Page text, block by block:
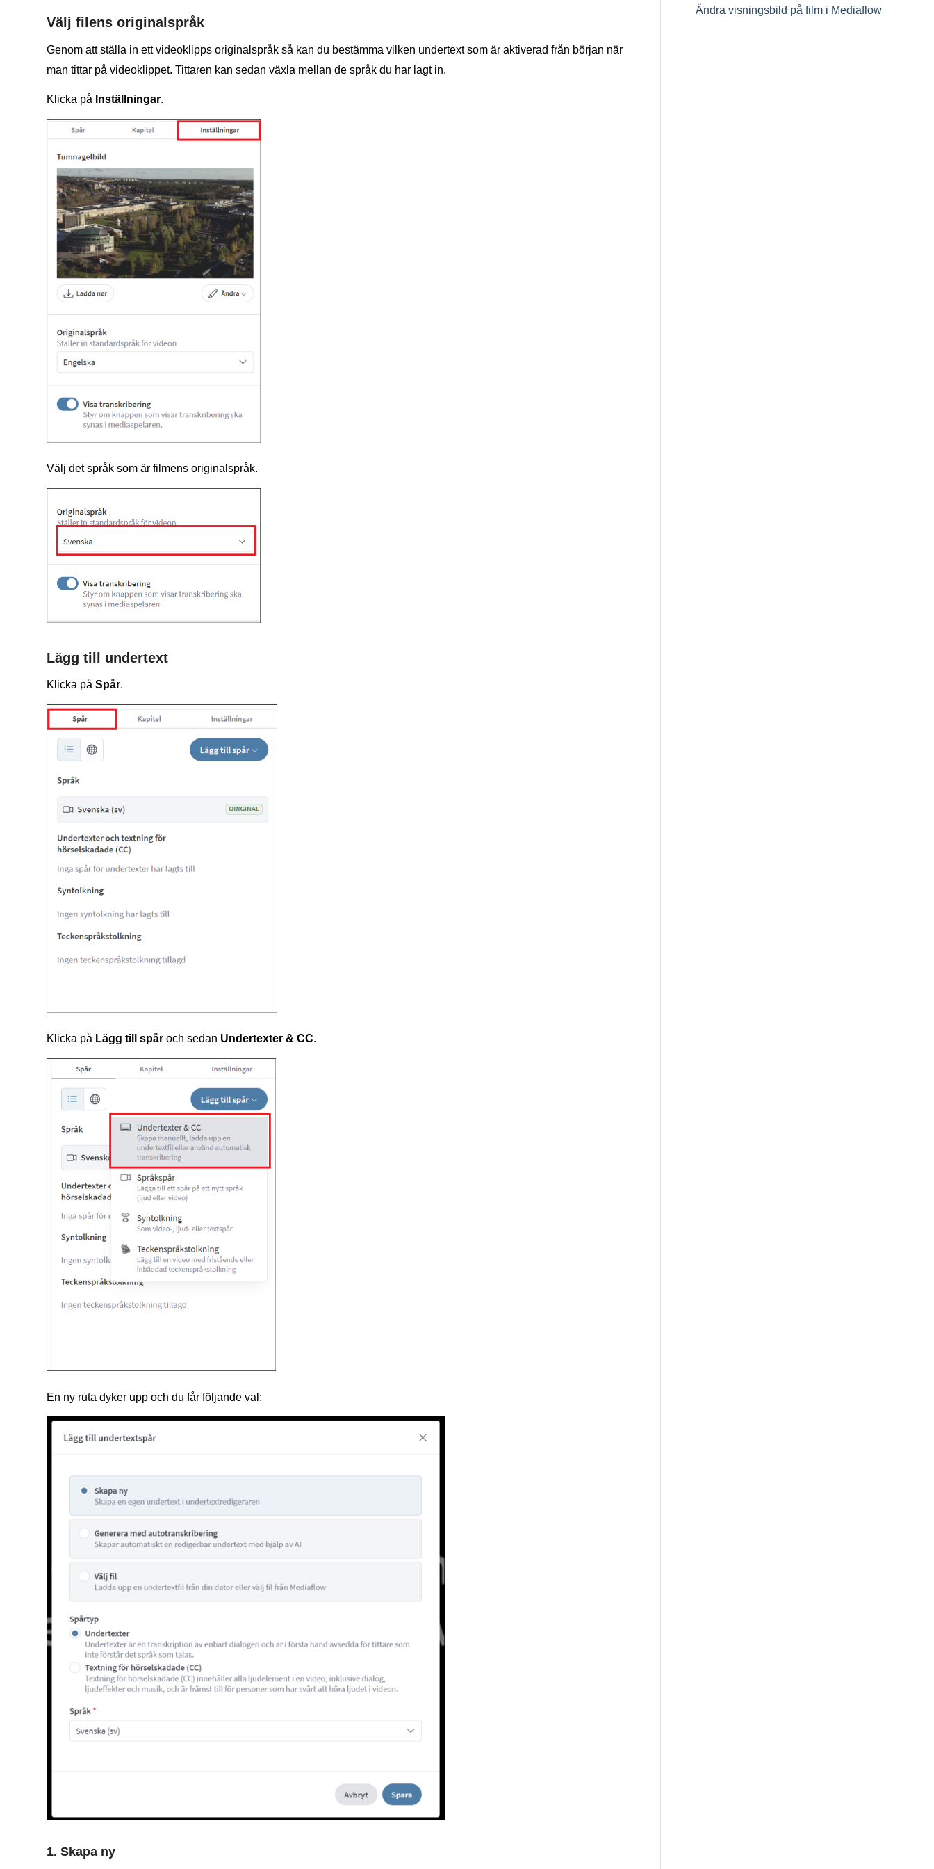
Välj filens originalspråk
Genom att ställa in ett videoklipps originalspråk så kan du bestämma vilken undertext som är aktiverad från början när
man tittar på videoklippet. Tittaren kan sedan växla mellan de språk du har lagt in.
Klicka på Inställningar.
Välj det språk som är filmens originalspråk.
Lägg till undertext
Klicka på Spår.
Klicka på Lägg till spår och sedan Undertexter & CC.
En ny ruta dyker upp och du får följande val:
1. Skapa ny
Ändra visningsbild på film i Mediaflow